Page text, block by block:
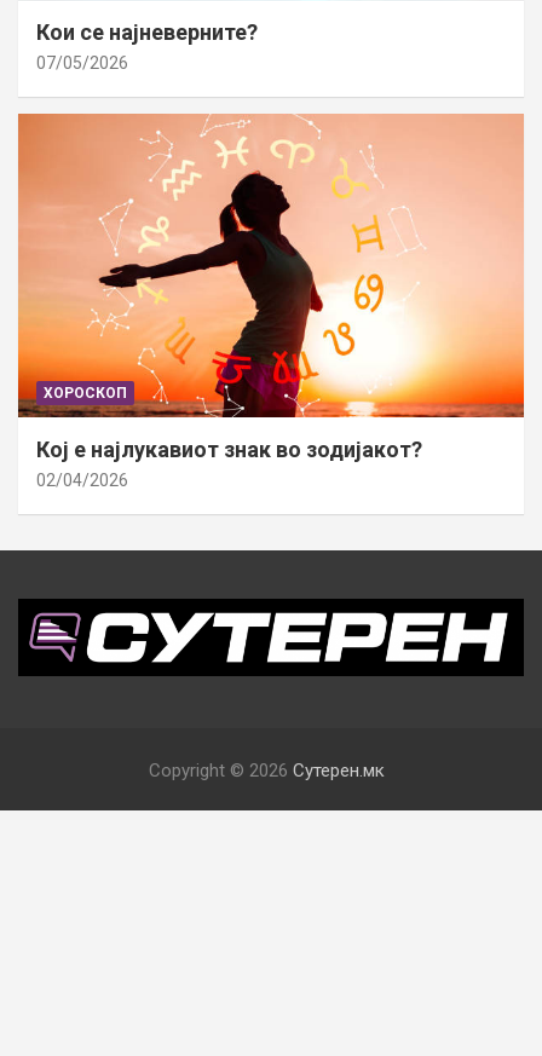
Кои се најневерните?
07/05/2026
ХОРОСКОП
Кој е најлукавиот знак во зодијакот?
02/04/2026
Copyright © 2026 Сутерен.мк